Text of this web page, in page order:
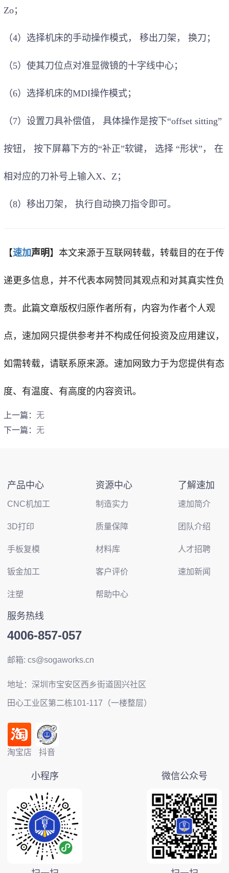
Zo；
（4）选择机床的手动操作模式， 移出刀架 ， 换刀 ；
（5）使其刀位点对准显微镜的十字线中心；
（6）选择机床的MDI操作模式；
（7）设置刀具补偿值 ， 具体操作是按下“offset sitting”
按钮 ， 按下屏幕下方的“补正”软键， 选择 “形状” ， 在
相对应的刀补号上输入X、Z ；
（8）移出刀架 ， 执行自动换刀指令即可。
【速加 声明】 本文来源于互联网转载，转载目的在于传
递更多信息，并不代表本网赞同其观点和对其真实性负
责。此篇文章版权归原作者所有，内容为作者个人观
点， 速加网 只提供参考并不构成任何投资及应用建议，
如需转载，请联系原来源。速加网致力于为您提供有态
度、有温度、有高度的内容资讯。
上一篇： 无
下一篇： 无
产品中心
CNC机加工
3D打印
手板复模
钣金加工
注塑
资源中心
制造实力
质量保障
材料库
客户评价
帮助中心
了解速加
速加简介
团队介绍
人才招聘
速加新闻
服务热线
4006-857-057
邮箱: cs@sogaworks.cn
地址：深圳市宝安区西乡街道固兴社区
田心工业区第二栋101-117（一楼整层）
淘宝店 抖音
小程序 微信公众号